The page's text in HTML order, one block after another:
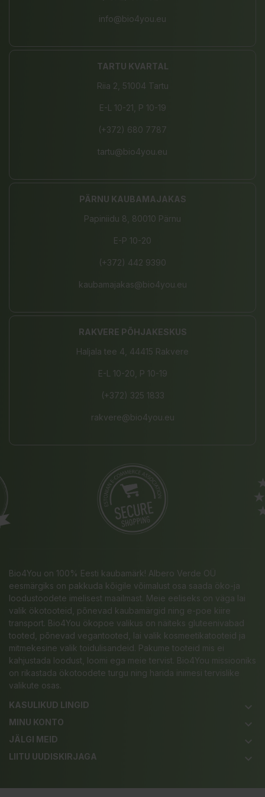
info@bio4you.eu
TARTU KVARTAL
Riia 2, 51004 Tartu
E-L 10-21, P 10-19
(+372) 680 7787
tartu@bio4you.eu
PÄRNU KAUBAMAJAKAS
Papiniidu 8, 80010 Pärnu
E-P 10-20
(+372) 442 9390
kaubamajakas@bio4you.eu
RAKVERE PÕHJAKESKUS
Haljala tee 4, 44415 Rakvere
E-L 10-20, P 10-19
(+372) 325 1833
rakvere@bio4you.eu
Bio4You on 100% Eesti kaubamärk! Albero Verde OÜ
eesmärgiks on pakkuda kõigile võimalust osa saada öko-ja
loodustoodete imelisest maailmast. Meie eeliseks on väga lai
valik ökotooteid, põnevad kaubamärgid ning e-poe kiire
transport. Bio4You ökopoe valikus on näiteks gluteenivabad
tooted, põnevad vegantooted, lai valik kosmeetikatooteid ja
mitmekesine valik toidulisandeid. Pakume tooteid mis ei
kahjustada loodust, loomi ega meie tervist. Bio4You missiooniks
on rikastada ökotoodete turgu ning harida inimesi tervislike
valikute osas.
KASULIKUD LINGID
keyboard_arrow_down
MINU KONTO keyboard_arrow_down
JÄLGI MEID keyboard_arrow_down
LIITU UUDISKIRJAGA keyboard_arrow_down